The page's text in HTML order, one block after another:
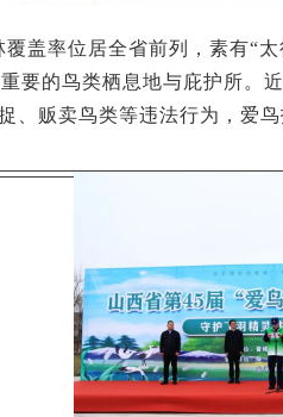
盖率位居全省前列，素有“
要的鸟类栖息地与庇护所。
、贩卖鸟类等违法行为，爱鸟